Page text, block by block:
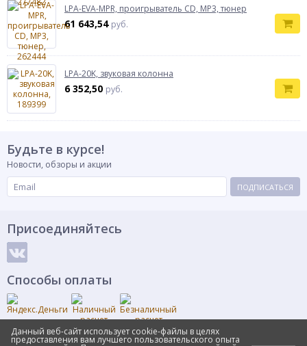
LPA-EVA-MPR, проигрыватель CD, MP3, тюнер
61 643,54 руб.
LPA-20K, звуковая колонна
6 352,50 руб.
Будьте в курсе!
Новости, обзоры и акции
ПОДПИСАТЬСЯ
Присоединяйтесь
Способы оплаты
© Интернет-магазин RuFence.RU, 2011-2025
Данный веб-сайт использует cookie-файлы в целях
предоставления вам лучшего пользовательского опыта